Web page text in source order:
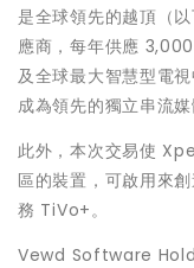
是全球領先的越頂（
應商，每年供應
及全球最大智慧型電
成為領先的獨立串流媒
此外，本次交易使
區的裝置，可啟用來
務 TiVo+。
Vewd Software